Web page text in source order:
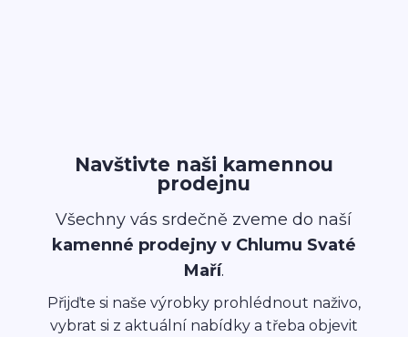
Navštivte naši kamennou
prodejnu
Všechny vás srdečně zveme do naší
kamenné prodejny v Chlumu Svaté
Maří.
Přijďte si naše výrobky prohlédnout naživo,
vybrat si z aktuální nabídky a třeba objevit